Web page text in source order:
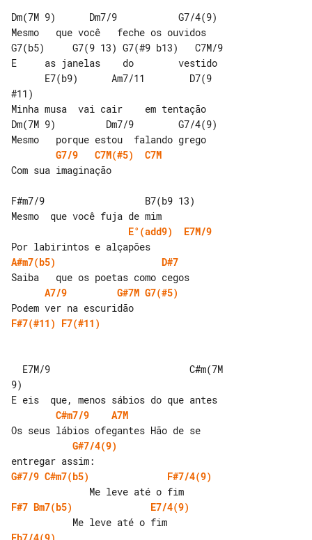
Dm(7M 9)      Dm7/9           G7/4(9)
Mesmo   que você   feche os ouvidos
G7(b5)     G7(9 13) G7(#9 b13)   C7M/9
E     as janelas    do        vestido
#11)
Minha musa  vai cair    em tentação
Dm(7M 9)         Dm7/9        G7/4(9)
G7/9
C7M(#5)
C7M
Com sua imaginação
F#m7/9                  B7(b9 13)
E°(add9)
E7M/9
A#m7(b5)
D#7
A7/9
G#7M G7(#5)
F#7(#11) F7(#11)
9)
C#m7/9
A7M
G#7/4(9)
G#7/9 C#m7(b5)
F#7/4(9)
F#7 Bm7(b5)
E7/4(9)